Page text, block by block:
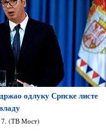
одлуку Српске листе
(ТВ Мост)